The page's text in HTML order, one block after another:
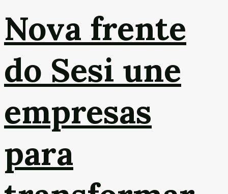
Nova frente
do Sesi une
empresas
para